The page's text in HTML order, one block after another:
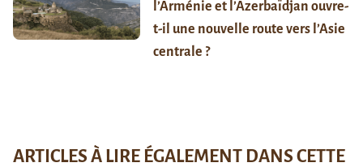
l’Arménie et l’Azerbaïdjan ouvre-
t-il une nouvelle route vers l’Asie
centrale ?
ARTICLES À LIRE ÉGALEMENT DANS CETTE